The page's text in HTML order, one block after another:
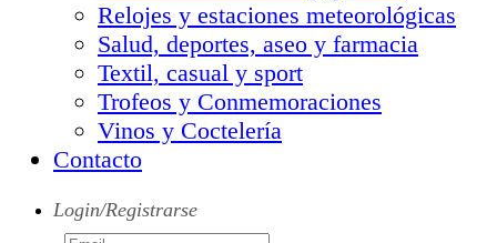
Relojes y estaciones meteorológicas
Salud, deportes, aseo y farmacia
Textil, casual y sport
Trofeos y Conmemoraciones
Vinos y Coctelería
Contacto
Login/Registrarse